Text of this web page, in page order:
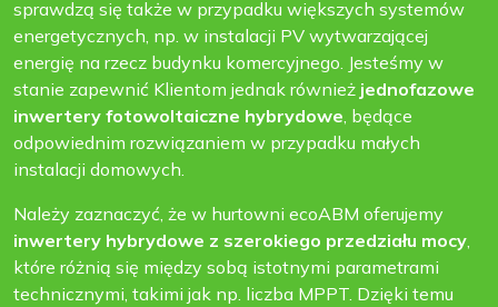
sprawdzą się także w przypadku większych systemów
energetycznych, np. w instalacji PV wytwarzającej
energię na rzecz budynku komercyjnego. Jesteśmy w
stanie zapewnić Klientom jednak również jednofazowe
inwertery fotowoltaiczne hybrydowe, będące
odpowiednim rozwiązaniem w przypadku małych
instalacji domowych.
Należy zaznaczyć, że w hurtowni ecoABM oferujemy
inwertery hybrydowe z szerokiego przedziału mocy,
które różnią się między sobą istotnymi parametrami
technicznymi, takimi jak np. liczba MPPT. Dzięki temu